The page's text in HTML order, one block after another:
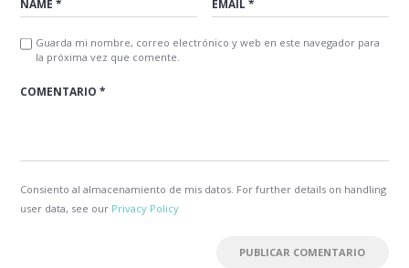
Guarda mi nombre, correo electrónico y web en este navegador para
la próxima vez que comente.
Consiento al almacenamiento de mis datos. For further details on handling
user data, see our Privacy Policy